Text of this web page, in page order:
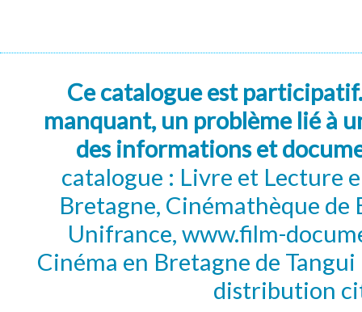
Ce catalogue est
manquant, un problème lié à
des informations et
catalogue : Livre et Lecture
Bretagne, Cinémathèque de
Unifrance, www.film-
Cinéma en Bretagne de
distribution